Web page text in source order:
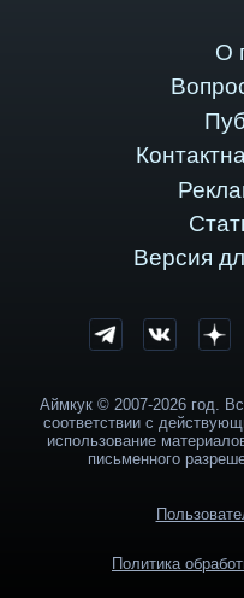
О
Версия
Аймкук © 2007-2026 год.
соответствии с
использование
письменного
Политика